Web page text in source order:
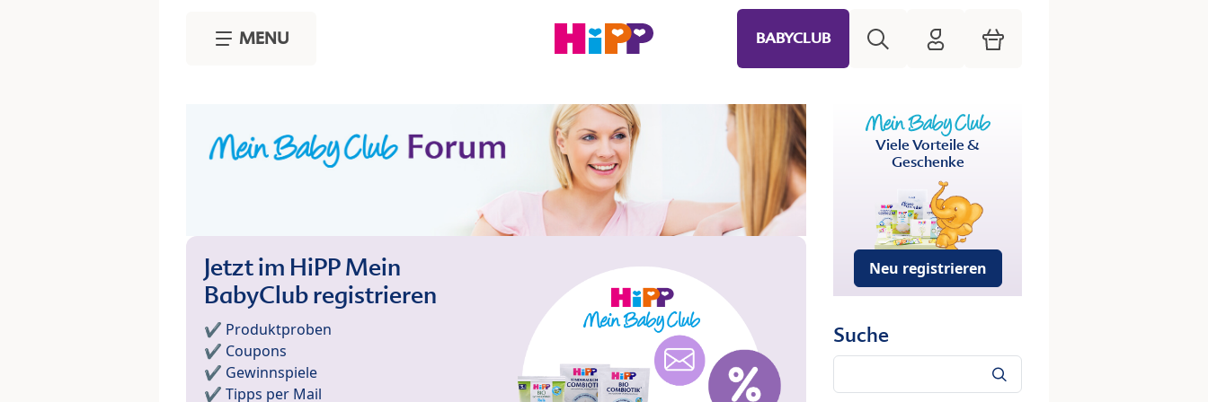
MENU BABYCLUB HiPP Mein Babyclub
Warenkorb
Jetzt im HiPP Mein
BabyClub registrieren
✔️ Produktproben
✔️ Coupons
✔️ Gewinnspiele
✔️ Tipps per Mail
Viele Vorteile &
Geschenke
Neu registrieren
Suche